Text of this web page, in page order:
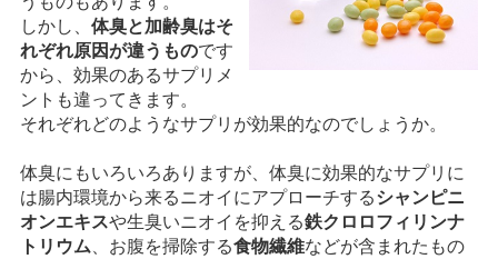
しかし、 体臭と加齢臭はそ
れぞれ原因が違うものです
から、効果のあるサプリメ
ントも違ってきます。
それぞれどのようなサプリが効果的なのでしょうか。
体臭にもいろいろありますが、体臭に効果的なサプリに
は腸内環境から来るニオイにアプローチするシャンピニ
オンエキスや生臭いニオイを抑える鉄クロロフィリンナ
トリウム 、お腹を掃除する食物繊維などが含まれたもの